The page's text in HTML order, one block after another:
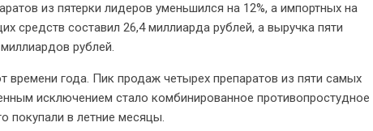
из пятерки лидеров уменьшился на 12%, а импортных на
средств составил 26,4 миллиарда рублей, а выручка пяти
рублей.
времени года. Пик продаж четырех препаратов из пяти самых
исключением стало комбинированное противопростудное
покупали в летние месяцы.